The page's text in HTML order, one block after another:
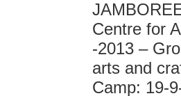
Centre for
-2013 –
arts and
Camp: 19-